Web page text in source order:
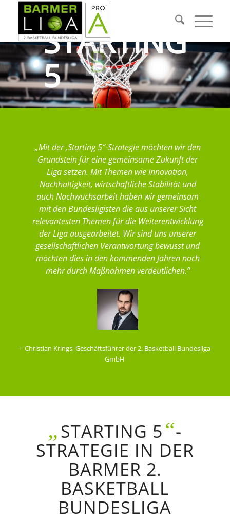
STARTING
5
„Mit der ‚Starting 5“-Strategie möchten wir den
Grundstein für eine gemeinsame Zukunft der
Liga setzen. Mit Themen wie Innovation,
Nachhaltigkeit, wirtschaftliche Stabilität und
auch Nachwuchsarbeit haben wir gemeinsam
mit den Bundesligisten die aus unserer Sicht
relevantesten Themen für die Weiterentwicklung
der Liga ausgearbeitet. Wir sind uns unserer
gesellschaftlichen Verantwortung bewusst und
möchten dies in den kommenden Jahren noch
mehr durch Maßnahmen verdeutlichen.“
– Christian Krings, Geschäftsführer der 2. Basketball Bundesliga
GmbH
„STARTING 5“-
STRATEGIE IN DER
BARMER 2.
BASKETBALL
BUNDESLIGA